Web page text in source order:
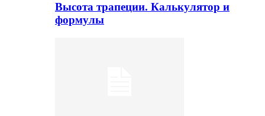
Высота трапеции. Калькулятор и
формулы